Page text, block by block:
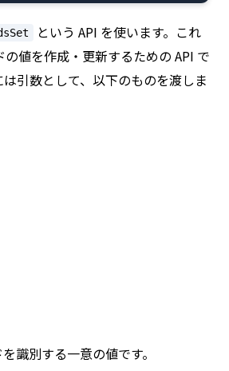
という API を使います。これ
値を作成・更新するための API で
は引数として、以下のものを渡しま
識別する一意の値です。